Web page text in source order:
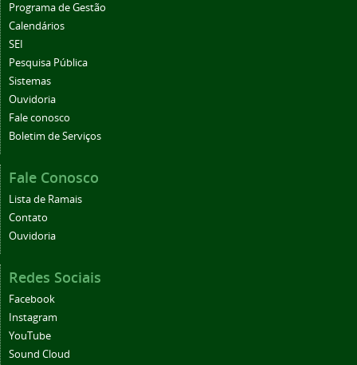
Programa de Gestão
Calendários
SEI
Pesquisa Pública
Sistemas
Ouvidoria
Fale conosco
Boletim de Serviços
Fale Conosco
Lista de Ramais
Contato
Ouvidoria
Redes Sociais
Facebook
Instagram
YouTube
Sound Cloud